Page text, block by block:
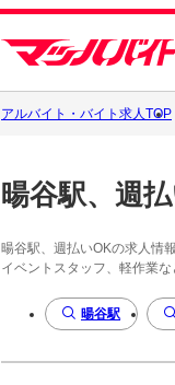
アルバイト・バイト求人TOP
暘谷駅、週
暘谷駅、週払いOKの求人情報
イベントスタッフ、軽作業
暘谷駅